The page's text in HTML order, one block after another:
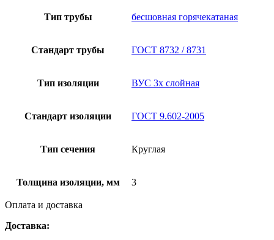
Тип трубы бесшовная горячекатаная
Стандарт трубы ГОСТ 8732 / 8731
Тип изоляции ВУС 3х слойная
Стандарт изоляции ГОСТ 9.602-2005
Тип сечения Круглая
Толщина изоляции, мм 3
Оплата и доставка
Доставка: